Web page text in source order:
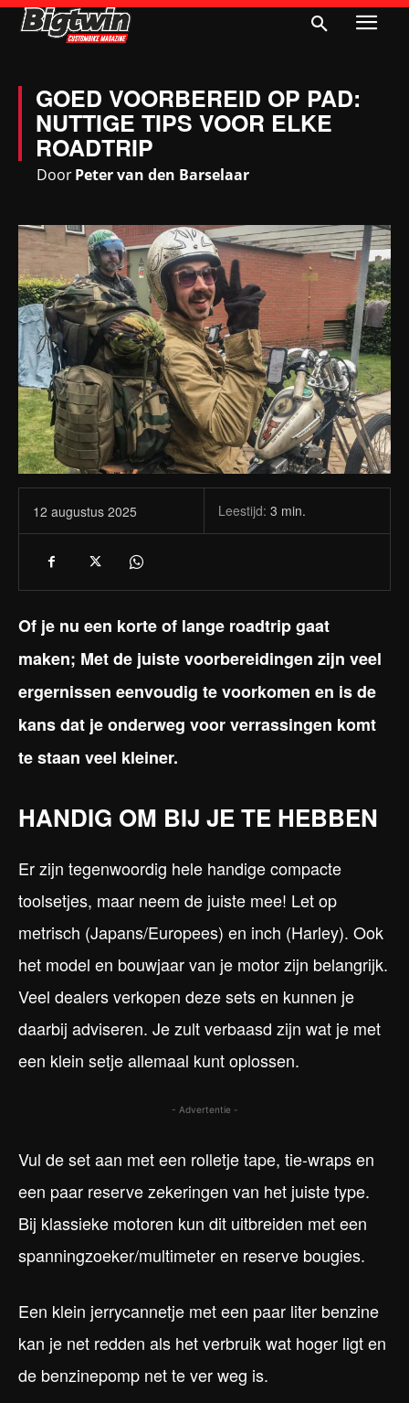
GOED VOORBEREID OP PAD:
NUTTIGE TIPS VOOR ELKE
ROADTRIP
DoorPeter van den Barselaar
12 augustus 2025 Leestijd: 3 min.
Of je nu een korte of lange roadtrip gaat
maken; Met de juiste voorbereidingen zijn veel
ergernissen eenvoudig te voorkomen en is de
kans dat je onderweg voor verrassingen komt
te staan veel kleiner.
HANDIG OM BIJ JE TE HEBBEN
Er zijn tegenwoordig hele handige compacte
toolsetjes, maar neem de juiste mee! Let op
metrisch (Japans/Europees) en inch (Harley). Ook
het model en bouwjaar van je motor zijn belangrijk.
Veel dealers verkopen deze sets en kunnen je
daarbij adviseren. Je zult verbaasd zijn wat je met
een klein setje allemaal kunt oplossen.
- Advertentie -
Vul de set aan met een rolletje tape, tie-wraps en
een paar reserve zekeringen van het juiste type.
Bij klassieke motoren kun dit uitbreiden met een
spanningzoeker/multimeter en reserve bougies.
Een klein jerrycannetje met een paar liter benzine
kan je net redden als het verbruik wat hoger ligt en
de benzinepomp net te ver weg is.